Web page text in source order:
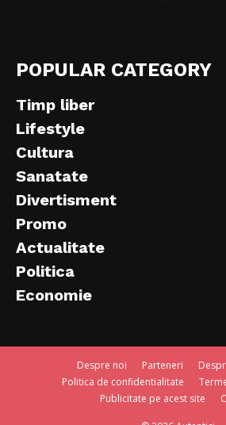
POPULAR CATEGORY
Timp liber
Lifestyle
Cultura
Sanatate
Divertisment
Promo
Actualitate
Politica
Economie
Despre noi Parteneri
Politica de confidentialitate
Publicitate pe acest site